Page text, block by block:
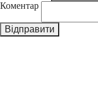
Коментар